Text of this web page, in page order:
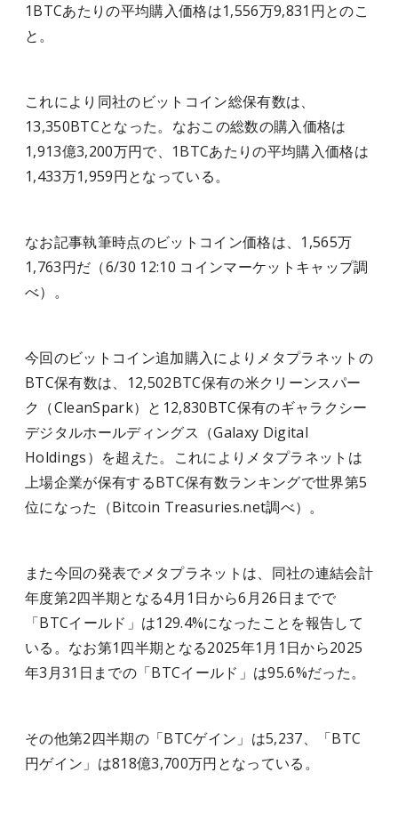
1BTCあたりの平均購入価格は1,556万9,831円とのこ
と。
これにより同社のビットコイン総保有数は、
13,350BTCとなった。なおこの総数の購入価格は
1,913億3,200万円で、1BTCあたりの平均購入価格は
1,433万1,959円となっている。
なお記事執筆時点のビットコイン価格は、1,565万
1,763円だ（6/30 12:10 コインマーケットキャップ調
べ）。
今回のビットコイン追加購入によりメタプラネットの
BTC保有数は、12,502BTC保有の米クリーンスパー
ク（CleanSpark）と12,830BTC保有のギャラクシー
デジタルホールディングス（Galaxy Digital
Holdings）を超えた。これによりメタプラネットは
上場企業が保有するBTC保有数ランキングで世界第5
位になった（Bitcoin Treasuries.net調べ）。
また今回の発表でメタプラネットは、同社の連結会計
年度第2四半期となる4月1日から6月26日までで
「BTCイールド」は129.4%になったことを報告して
いる。なお第1四半期となる2025年1月1日から2025
年3月31日までの「BTCイールド」は95.6%だった。
その他第2四半期の「BTCゲイン」は5,237、「BTC
円ゲイン」は818億3,700万円となっている。